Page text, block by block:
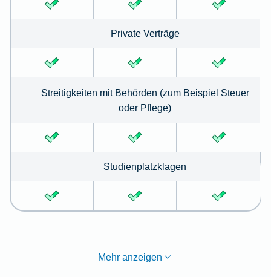
Private Verträge
Streitigkeiten mit Behörden (zum Beispiel Steuer
oder Pflege)
Studienplatzklagen
Mehr anzeigen